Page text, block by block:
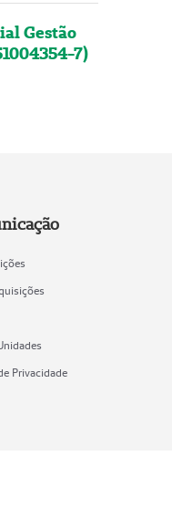
Gestão
7)
Privacidade